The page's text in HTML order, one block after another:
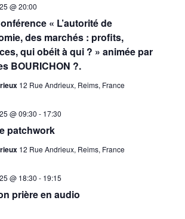
« L’autorité de
des marchés : profits,
qui obéit à qui ? » animée par
BOURICHON ?.
@ 20:00
12 Rue Andrieux, Reims, France
patchwork
@ 09:30 - 17:30
12 Rue Andrieux, Reims, France
prière en audio
@ 18:30 - 19:15